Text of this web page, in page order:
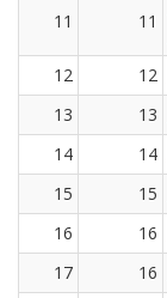
11 11
12 12
13
13
14
14
15
15
16
16
17
16